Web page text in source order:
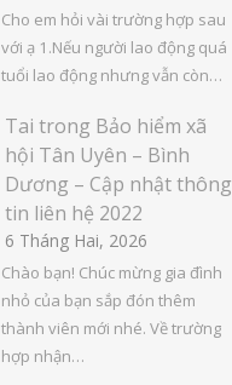
Cho em hỏi vài trường hợp sau
với ạ 1.Nếu người lao động quá
tuổi lao động nhưng vẫn còn…
Tai trong Bảo hiểm xã
hội Tân Uyên – Bình
Dương – Cập nhật thông
tin liên hệ 2022
6 Tháng Hai, 2026
Chào bạn! Chúc mừng gia đình
nhỏ của bạn sắp đón thêm
thành viên mới nhé. Về trường
hợp nhận…